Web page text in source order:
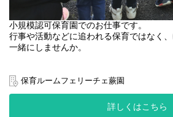
小規模認可保育園でのお仕事です。
行事や活動などに追われる保育ではなく
一緒にしませんか。
＜小規模保育園なので、しっかりと保育に
園名 ：保育ルームフェリーチェ蕨園
定員 ：19名（0歳-3名 1歳-8名 2歳-8
保育ルームフェリーチェ蕨園
詳しくはこちら